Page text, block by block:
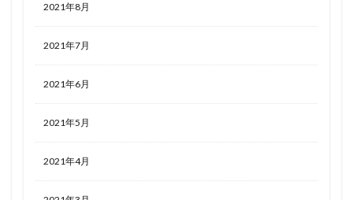
2021年8月
2021年7月
2021年6月
2021年5月
2021年4月